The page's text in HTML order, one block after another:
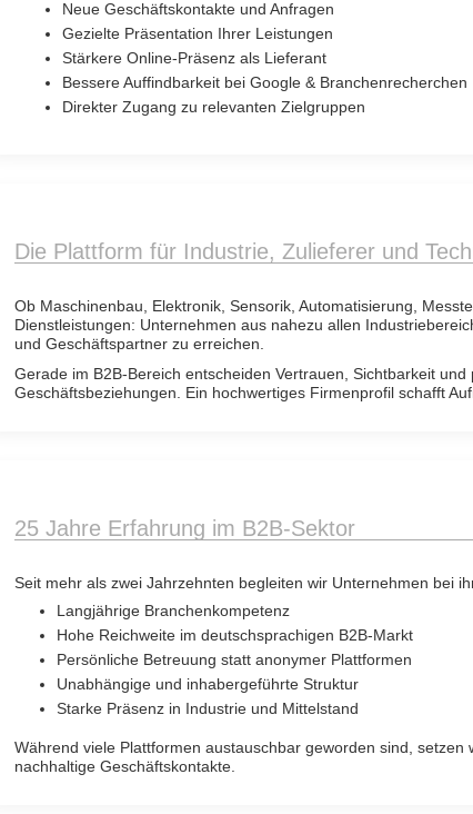
Neue Geschäftskontakte und Anfragen
Gezielte Präsentation Ihrer Leistungen
Stärkere Online-Präsenz als Lieferant
Bessere Auffindbarkeit bei Google & Branchenrecherchen
Direkter Zugang zu relevanten Zielgruppen
Die Plattform für Industrie, Zulieferer und
Ob Maschinenbau, Elektronik, Sensorik, Automatisierung,
Dienstleistungen: Unternehmen aus nahezu allen
und Geschäftspartner zu erreichen.
Gerade im B2B-Bereich entscheiden Vertrauen, Sichtbarkeit
Geschäftsbeziehungen. Ein hochwertiges Firmenprofil schafft
25 Jahre Erfahrung im B2B-Sektor
Seit mehr als zwei Jahrzehnten begleiten wir Unternehmen bei
Langjährige Branchenkompetenz
Hohe Reichweite im deutschsprachigen B2B-Markt
Persönliche Betreuung statt anonymer Plattformen
Unabhängige und inhabergeführte Struktur
Starke Präsenz in Industrie und Mittelstand
Während viele Plattformen austauschbar geworden sind, setzen
nachhaltige Geschäftskontakte.